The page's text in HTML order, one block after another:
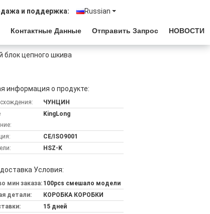
Russian
и поддержка:
Контактные Данные Отправить Запрос НОВОСТИ
блок цепного шкива
информация о продукте:
ЧУНЦИН
KingLong
CE/ISO9001
HSZ-K
Условия:
мин заказа: 100pcs смешало модели
детали:
КОРОБКА КОРОБКИ
15 дней